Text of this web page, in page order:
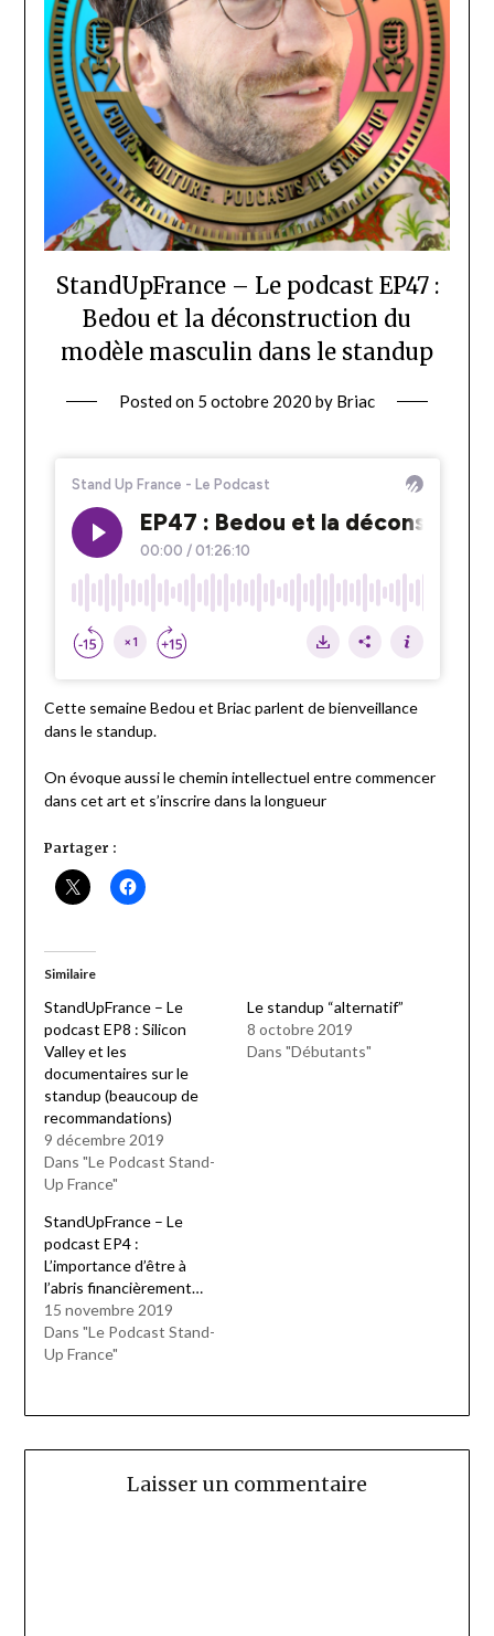
StandUpFrance – Le podcast EP47 :
Bedou et la déconstruction du
modèle masculin dans le standup
Posted on 5 octobre 2020 by Briac
Cette semaine Bedou et Briac parlent de bienveillance
dans le standup.
On évoque aussi le chemin intellectuel entre commencer
dans cet art et s’inscrire dans la longueur
Partager :
Similaire
StandUpFrance – Le
podcast EP8 : Silicon
Valley et les
documentaires sur le
standup (beaucoup de
recommandations)
9 décembre 2019
Dans "Le Podcast Stand-
Up France"
Le standup “alternatif”
8 octobre 2019
Dans "Débutants"
StandUpFrance – Le
podcast EP4 :
L’importance d’être à
l’abris financièrement…
15 novembre 2019
Dans "Le Podcast Stand-
Up France"
Laisser un commentaire